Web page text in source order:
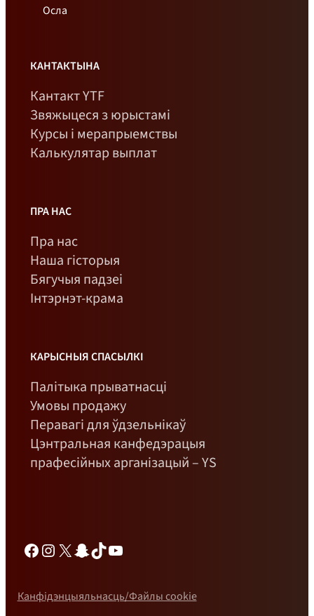
Осла
КАНТАКТЫНА
Кантакт YTF
Звяжыцеся з юрыстамі
Курсы і мерапрыемствы
Калькулятар выплат
ПРА НАС
Пра нас
Наша гісторыя
Бягучыя падзеі
Інтэрнэт-крама
КАРЫСНЫЯ СПАСЫЛКІ
Палітыка прыватнасці
Умовы продажу
Перавагі для ўдзельнікаў
Цэнтральная канфедэрацыя
прафесійных арганізацый – YS
Канфідэнцыяльнасць/Файлы cookie
Фэйсбук
Інстаграм
Х Снэпчат
TikTokYouTube